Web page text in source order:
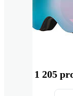
1 205